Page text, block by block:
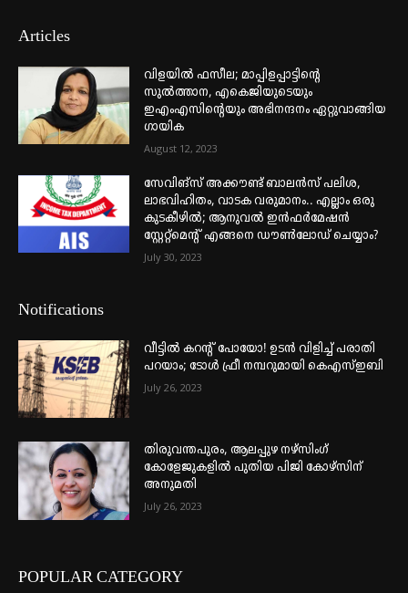
Articles
വിളയിൽ ഫസീല; മാപ്പിളപ്പാട്ടിന്റെ
സുൽത്താന, എകെജിയുടെയും
ഇഎംഎസിന്റെയും അഭിനന്ദനം ഏറ്റുവാങ്ങിയ
ഗായിക
August 12, 2023
സേവിങ്സ് അക്കൗണ്ട് ബാലൻസ് പലിശ,
ലാഭവിഹിതം, വാടക വരുമാനം.. എല്ലാം ഒരു
കുടകീഴിൽ; ആനുവൽ ഇൻഫർമേഷൻ
സ്റ്റേറ്റ്മെന്റ് എങ്ങനെ ഡൗൺലോഡ് ചെയ്യാം?
July 30, 2023
Notifications
വീട്ടില്‍ കറന്റ് പോയോ! ഉടന്‍ വിളിച്ച് പരാതി
പറയാം; ടോള്‍ ഫ്രീ നമ്പറുമായി കെഎസ്ഇബി
July 26, 2023
തിരുവന്തപുരം, ആലപ്പുഴ നഴ്‌സിംഗ്
കോളേജുകളില്‍ പുതിയ പിജി കോഴ്‌സിന്
അനുമതി
July 26, 2023
POPULAR CATEGORY